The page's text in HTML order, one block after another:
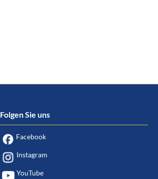
Folgen Sie uns
Facebook
Instagram
YouTube